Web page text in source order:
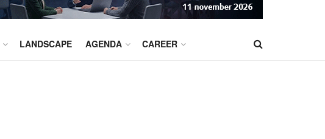
LANDSCAPE AGENDA CAREER